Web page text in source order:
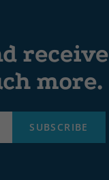
receive
more.
SUBSCRIBE